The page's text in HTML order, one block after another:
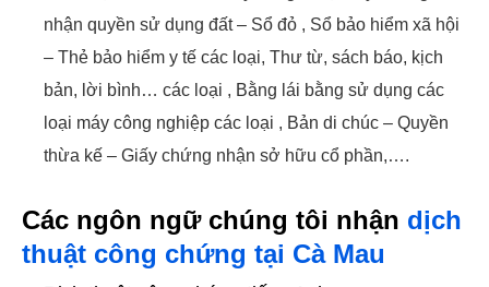
nhận quyền sử dụng đất – Sổ đỏ , Sổ bảo hiểm xã hội
– Thẻ bảo hiểm y tế các loại, Thư từ, sách báo, kịch
bản, lời bình… các loại , Bằng lái bằng sử dụng các
loại máy công nghiệp các loại , Bản di chúc – Quyền
thừa kế – Giấy chứng nhận sở hữu cổ phần,….
Các ngôn ngữ chúng tôi nhận dịch
thuật công chứng tại Cà Mau